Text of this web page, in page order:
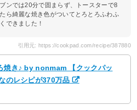
ンでは20分で固まらず、トースターで8
ら綺麗な焼き色がついてとろとろふわふ
できました！
引用元: https://cookpad.com/recipe/387880
焼き♪ by nonmam 【クックパッ
のレシピが370万品